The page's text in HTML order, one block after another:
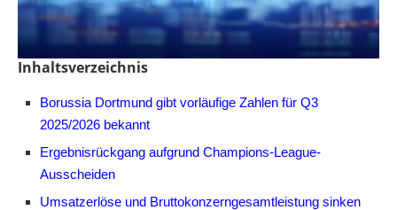
Inhaltsverzeichnis
Borussia Dortmund gibt vorläufige Zahlen für Q3
2025/2026 bekannt
Ergebnisrückgang aufgrund Champions-League-
Ausscheiden
Umsatzerlöse und Bruttokonzerngesamtleistung sinken